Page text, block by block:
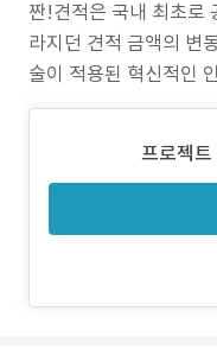
짠!견적은 국내 최초로
라지던 견적 금액의 변
술이 적용된 혁신적인
다. 짠!견적을 사용하면
니다. 전국 어디서든
조달해 보세요. ✅ 기
프로젝